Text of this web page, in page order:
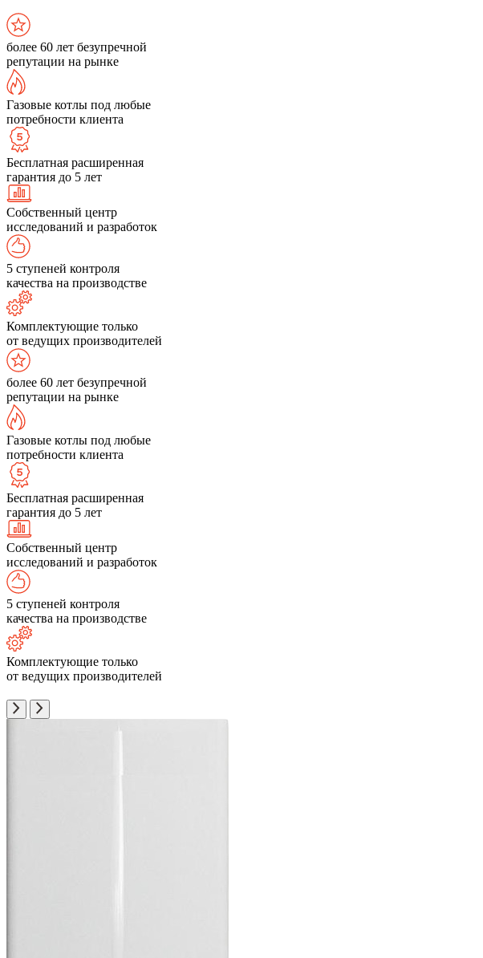
более 60 лет безупречной
репутации на рынке
Газовые котлы под любые
потребности клиента
Бесплатная расширенная
гарантия до 5 лет
Собственный центр
исследований и разработок
5 ступеней контроля
качества на производстве
Комплектующие только
от ведущих производителей
более 60 лет безупречной
репутации на рынке
Газовые котлы под любые
потребности клиента
Бесплатная расширенная
гарантия до 5 лет
Собственный центр
исследований и разработок
5 ступеней контроля
качества на производстве
Комплектующие только
от ведущих производителей